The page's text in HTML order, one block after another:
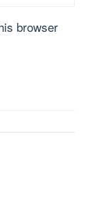
browser